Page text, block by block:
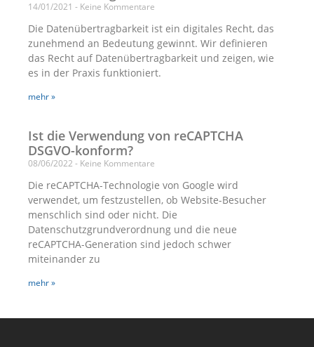
14/01/2021 Keine Kommentare
Die Datenübertragbarkeit ist ein digitales Recht, das
zunehmend an Bedeutung gewinnt. Wir definieren
das Recht auf Datenübertragbarkeit und zeigen, wie
es in der Praxis funktioniert.
mehr »
Ist die Verwendung von reCAPTCHA
DSGVO-konform?
08/06/2022 Keine Kommentare
Die reCAPTCHA-Technologie von Google wird
verwendet, um festzustellen, ob Website-Besucher
menschlich sind oder nicht. Die
Datenschutzgrundverordnung und die neue
reCAPTCHA-Generation sind jedoch schwer
miteinander zu
mehr »